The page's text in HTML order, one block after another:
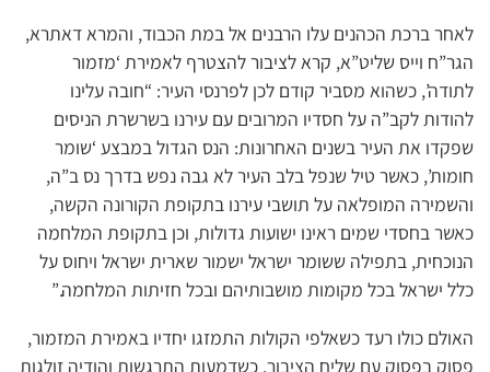
לאחר ברכת הכהנים עלו הרבנים אל במת הכבוד, והמרא דאתרא,
הגר”ח וייס שליט”א, קרא לציבור להצטרף לאמירת ‘מזמור
לתודה’, כשהוא מסביר קודם לכן לפרנסי העיר: “חובה עלינו
להודות לקב”ה על חסדיו המרובים עם עירנו בשרשרת הניסים
שפקדו את העיר בשנים האחרונות: הנס הגדול במבצע ‘שומר
חומות’, כאשר טיל שנפל בלב העיר לא גבה נפש בדרך נס ב”ה,
והשמירה המופלאה על תושבי עירנו בתקופת הקורונה הקשה,
כאשר בחסדי שמים ראינו ישועות גדולות, וכן בתקופת המלחמה
הנוכחית, בתפילה ששומר ישראל ישמור שארית ישראל ויחוס על
כלל ישראל בכל מקומות מושבותיהם ובכל חזיתות המלחמה.”
האולם כולו רעד כשאלפי הקולות התמזגו יחדיו באמירת המזמור,
פסוק בפסוק עם שליח הציבור, כשדמעות התרגשות והודיה זולגות